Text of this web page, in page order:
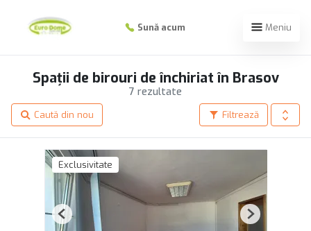
Sună acum Meniu
7 rezultate
Spații de birouri de închiriat în Brasov
Filtrează
Caută din nou
Exclusivitate
Previous Next